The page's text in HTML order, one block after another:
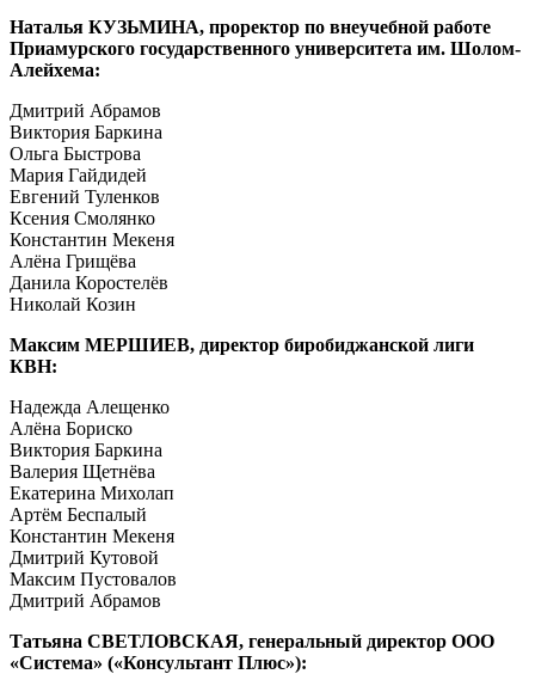
Наталья КУЗЬМИНА, проректор по внеучебной работе
Приамурского государственного университета им. Шолом-
Алейхема:
Дмитрий Абрамов
Виктория Баркина
Ольга Быстрова
Мария Гайдидей
Евгений Туленков
Ксения Смолянко
Константин Мекеня
Алёна Грищёва
Данила Коростелёв
Николай Козин
Максим МЕРШИЕВ, директор биробиджанской лиги
КВН:
Надежда Алещенко
Алёна Бориско
Виктория Баркина
Валерия Щетнёва
Екатерина Михолап
Артём Беспалый
Константин Мекеня
Дмитрий Кутовой
Максим Пустовалов
Дмитрий Абрамов
Татьяна СВЕТЛОВСКАЯ, генеральный директор ООО
«Система» («Консультант Плюс»):